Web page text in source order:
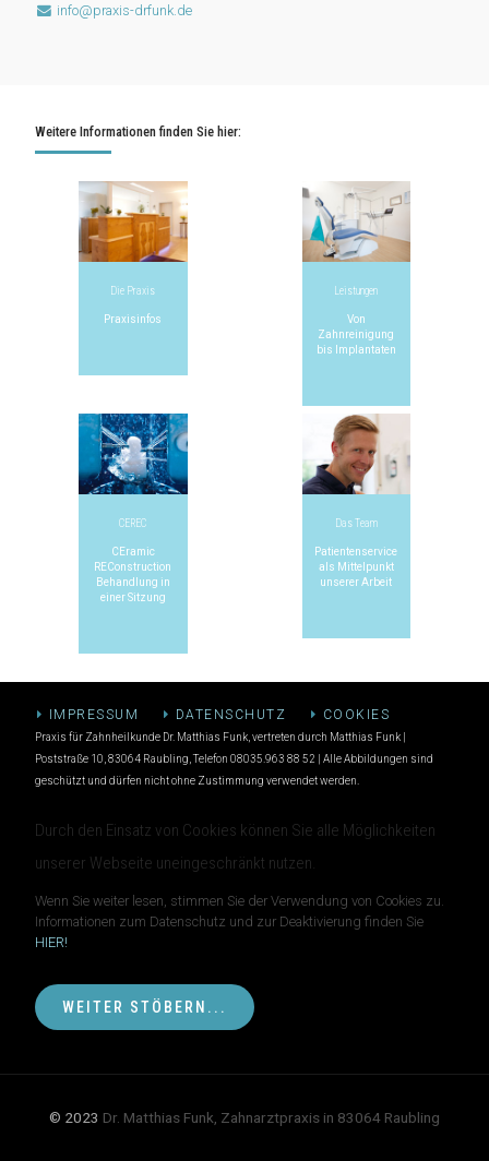
info@praxis-drfunk.de
Weitere Informationen finden Sie hier:
Die Praxis
Praxisinfos
Leistungen
Von
Zahnreinigung
bis Implantaten
CEREC
CEramic
REConstruction
Behandlung in
einer Sitzung
Das Team
Patientenservice
als Mittelpunkt
unserer Arbeit
IMPRESSUM DATENSCHUTZ COOKIES
Praxis für Zahnheilkunde Dr. Matthias Funk, vertreten durch Matthias Funk |
Poststraße 10, 83064 Raubling, Telefon 08035.963 88 52 | Alle Abbildungen sind
geschützt und dürfen nicht ohne Zustimmung verwendet werden.
Durch den Einsatz von Cookies können Sie alle Möglichkeiten
unserer Webseite uneingeschränkt nutzen.
Wenn Sie weiter lesen, stimmen Sie der Verwendung von Cookies zu.
Informationen zum Datenschutz und zur Deaktivierung finden Sie
HIER!
WEITER STÖBERN...
© 2023 Dr. Matthias Funk, Zahnarztpraxis in 83064 Raubling